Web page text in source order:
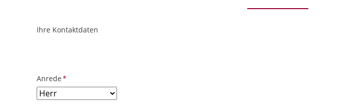
ObjektPlatzhalter
URL
Ihre Kontaktdaten
Pflichtfeld
Anrede*